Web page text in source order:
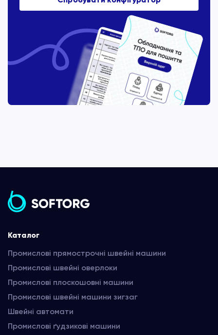
Каталог
Промислові прямострочні швейні машини
Промислові швейні оверлоки
Промислові плоскошовні машини
Промислові швейні машини зигзаг
Швейні автомати
Промислові ґудзикові машини